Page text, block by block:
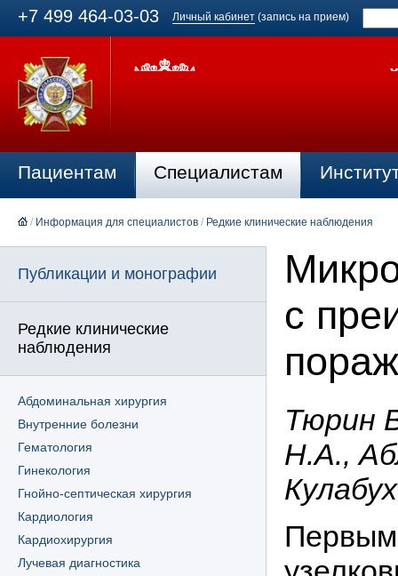
+7 499 464-03-03 Личный кабинет (запись на прием)
Пациентам Специалистам
/ Информация для специалистов / Редкие клинические наблюдения
Публикации и монографии
Редкие клинические
наблюдения
Абдоминальная хирургия
Внутренние болезни
Гематология
Гинекология
Гнойно-септическая хирургия
Кардиология
Кардиохирургия
Лучевая диагностика
с
Тюрин
Н.А.,
Первым